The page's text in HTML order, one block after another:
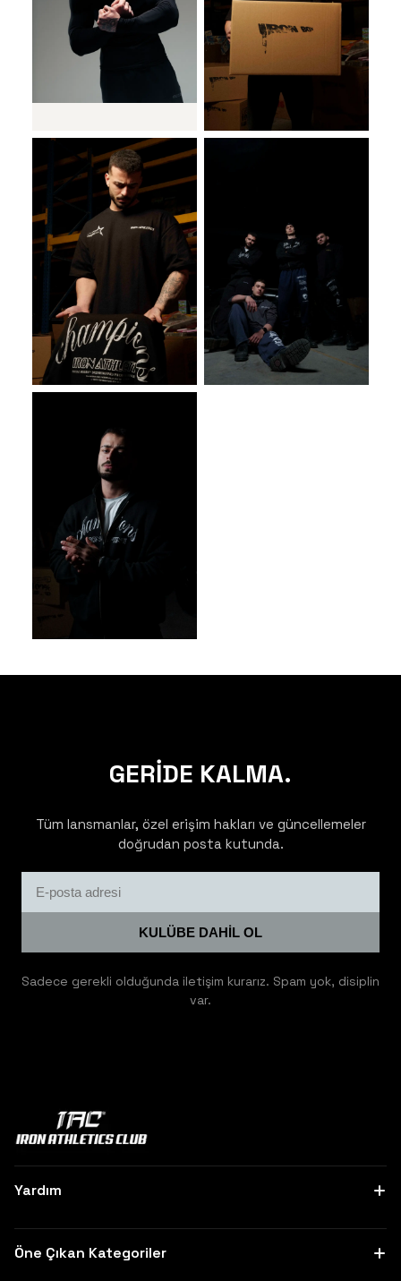
GERİDE KALMA.
Tüm lansmanlar, özel erişim hakları ve güncellemeler
doğrudan posta kutunda.
KULÜBE DAHİL OL
Sadece gerekli olduğunda iletişim kurarız. Spam yok, disiplin
var.
Yardım
Hakkımızda
Bize Ulaşın
Sipariş Takibi
Öne Çıkan Kategoriler